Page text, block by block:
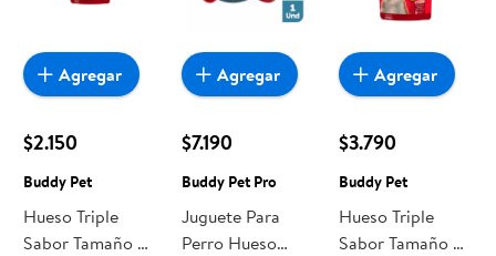
$2.150
Buddy Pet
Hueso Triple
Sabor Tamaño S
Agregar
$7.190
Buddy Pet Pro
Juguete Para
Perro Hueso
Agregar
$3.790
Buddy Pet
Hueso Triple
Sabor Tamaño M
Agregar